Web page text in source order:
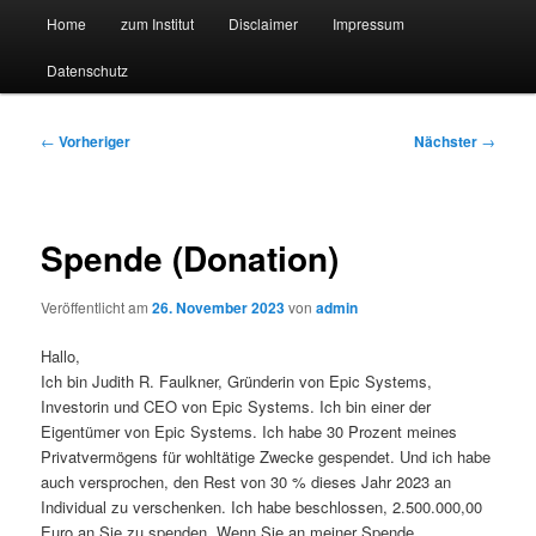
Suchmaschine Forschung und
Technologie
Zum
primären
Zum
sekundären
Home zum Institut Disclaimer Impressum
Datenschutz
Beitragsnavigation
← Vorheriger Nächster →
Spende (Donation)
Veröffentlicht am26. November 2023vonadmin
Hallo,
Ich bin Judith R. Faulkner, Gründerin von Epic Systems,
Investorin und CEO von Epic Systems. Ich bin einer der
Eigentümer von Epic Systems. Ich habe 30 Prozent meines
Privatvermögens für wohltätige Zwecke gespendet. Und ich habe
auch versprochen, den Rest von 30 % dieses Jahr 2023 an
Individual zu verschenken. Ich habe beschlossen, 2.500.000,00